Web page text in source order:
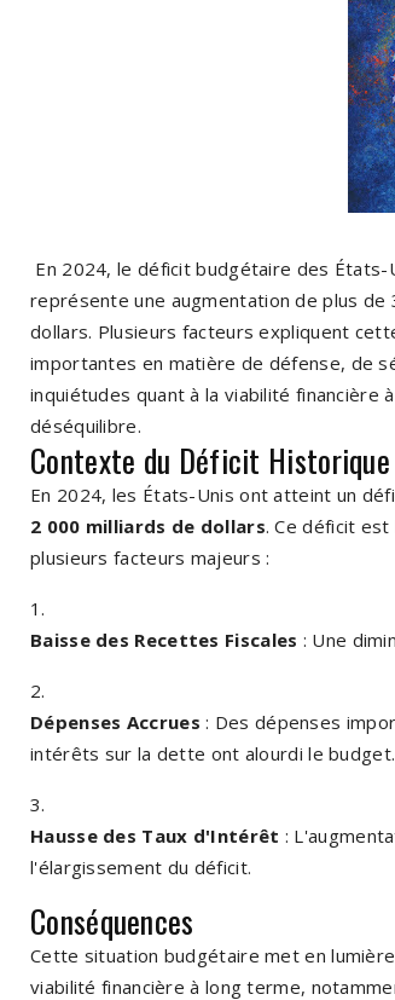
En 2024, le déficit budgétaire des États-
représente une augmentation de plus
dollars. Plusieurs facteurs expliquent
importantes en matière de défense, de
inquiétudes quant à la viabilité
déséquilibre.
Contexte du Déficit
En 2024, les États-Unis ont atteint un
2 000 milliards de dollars. Ce déficit
plusieurs facteurs majeurs :
Baisse des Recettes Fiscales : Une
Dépenses Accrues : Des dépenses
intérêts sur la dette ont alourdi le budget.
Hausse des Taux d'Intérêt :
l'élargissement du déficit.
Conséquences
Cette situation budgétaire met en
viabilité financière à long terme,